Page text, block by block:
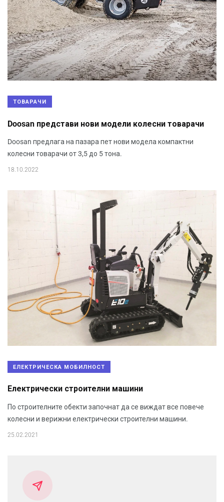
ТОВАРАЧИ
Doosan представи нови модели колесни товарачи
Doosan предлага на пазара пет нови модела компактни
колесни товарачи от 3,5 до 5 тона.
18.10.2022
EЛЕКТРИЧЕСКА МОБИЛНОСТ
Електрически строителни машини
По строителните обекти започнат да се виждат все повече
колесни и верижни електрически строителни машини.
25.02.2021